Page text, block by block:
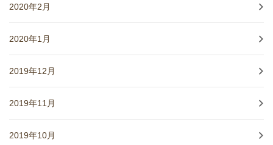
2020年2月
2020年1月
2019年12月
2019年11月
2019年10月